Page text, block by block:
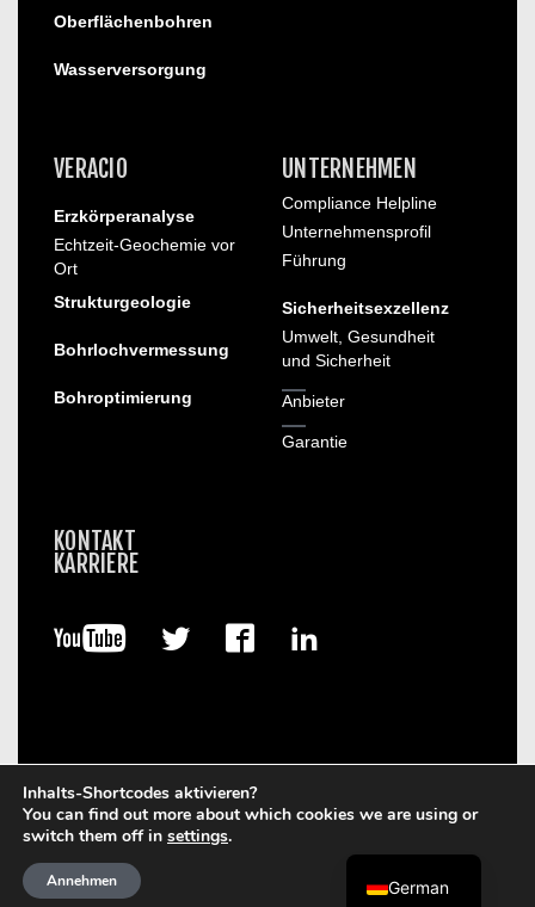
Oberflächenbohren
Wasserversorgung
VERACIO
Erzkörperanalyse
Echtzeit-Geochemie vor
Ort
Strukturgeologie
Bohrlochvermessung
Bohroptimierung
UNTERNEHMEN
Compliance Helpline
Unternehmensprofil
Führung
Sicherheitsexzellenz
Umwelt, Gesundheit
und Sicherheit
Anbieter
Garantie
KONTAKT
KARRIERE
© 2026. Boart Longyear.
Nutzungsbedingungen
Data Privacy Framework
Cookie-Richtlinie
Inhalts-Shortcodes aktivieren?
You can find out more about which cookies we are using or
switch them off in settings.
Annehmen German